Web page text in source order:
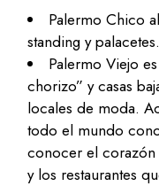
Palermo Chico
standing y palacetes.
Palermo Viejo
chorizo” y casas
locales de moda.
todo el mundo
conocer el corazón
y los restaurantes